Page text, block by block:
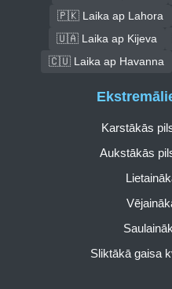
🇵🇰 Laika ap Lahora
🇺🇦 Laika ap Kijeva
🇨🇺 Laika ap Havanna
Karstākās
Aukstākās
Sliktākā gaisa